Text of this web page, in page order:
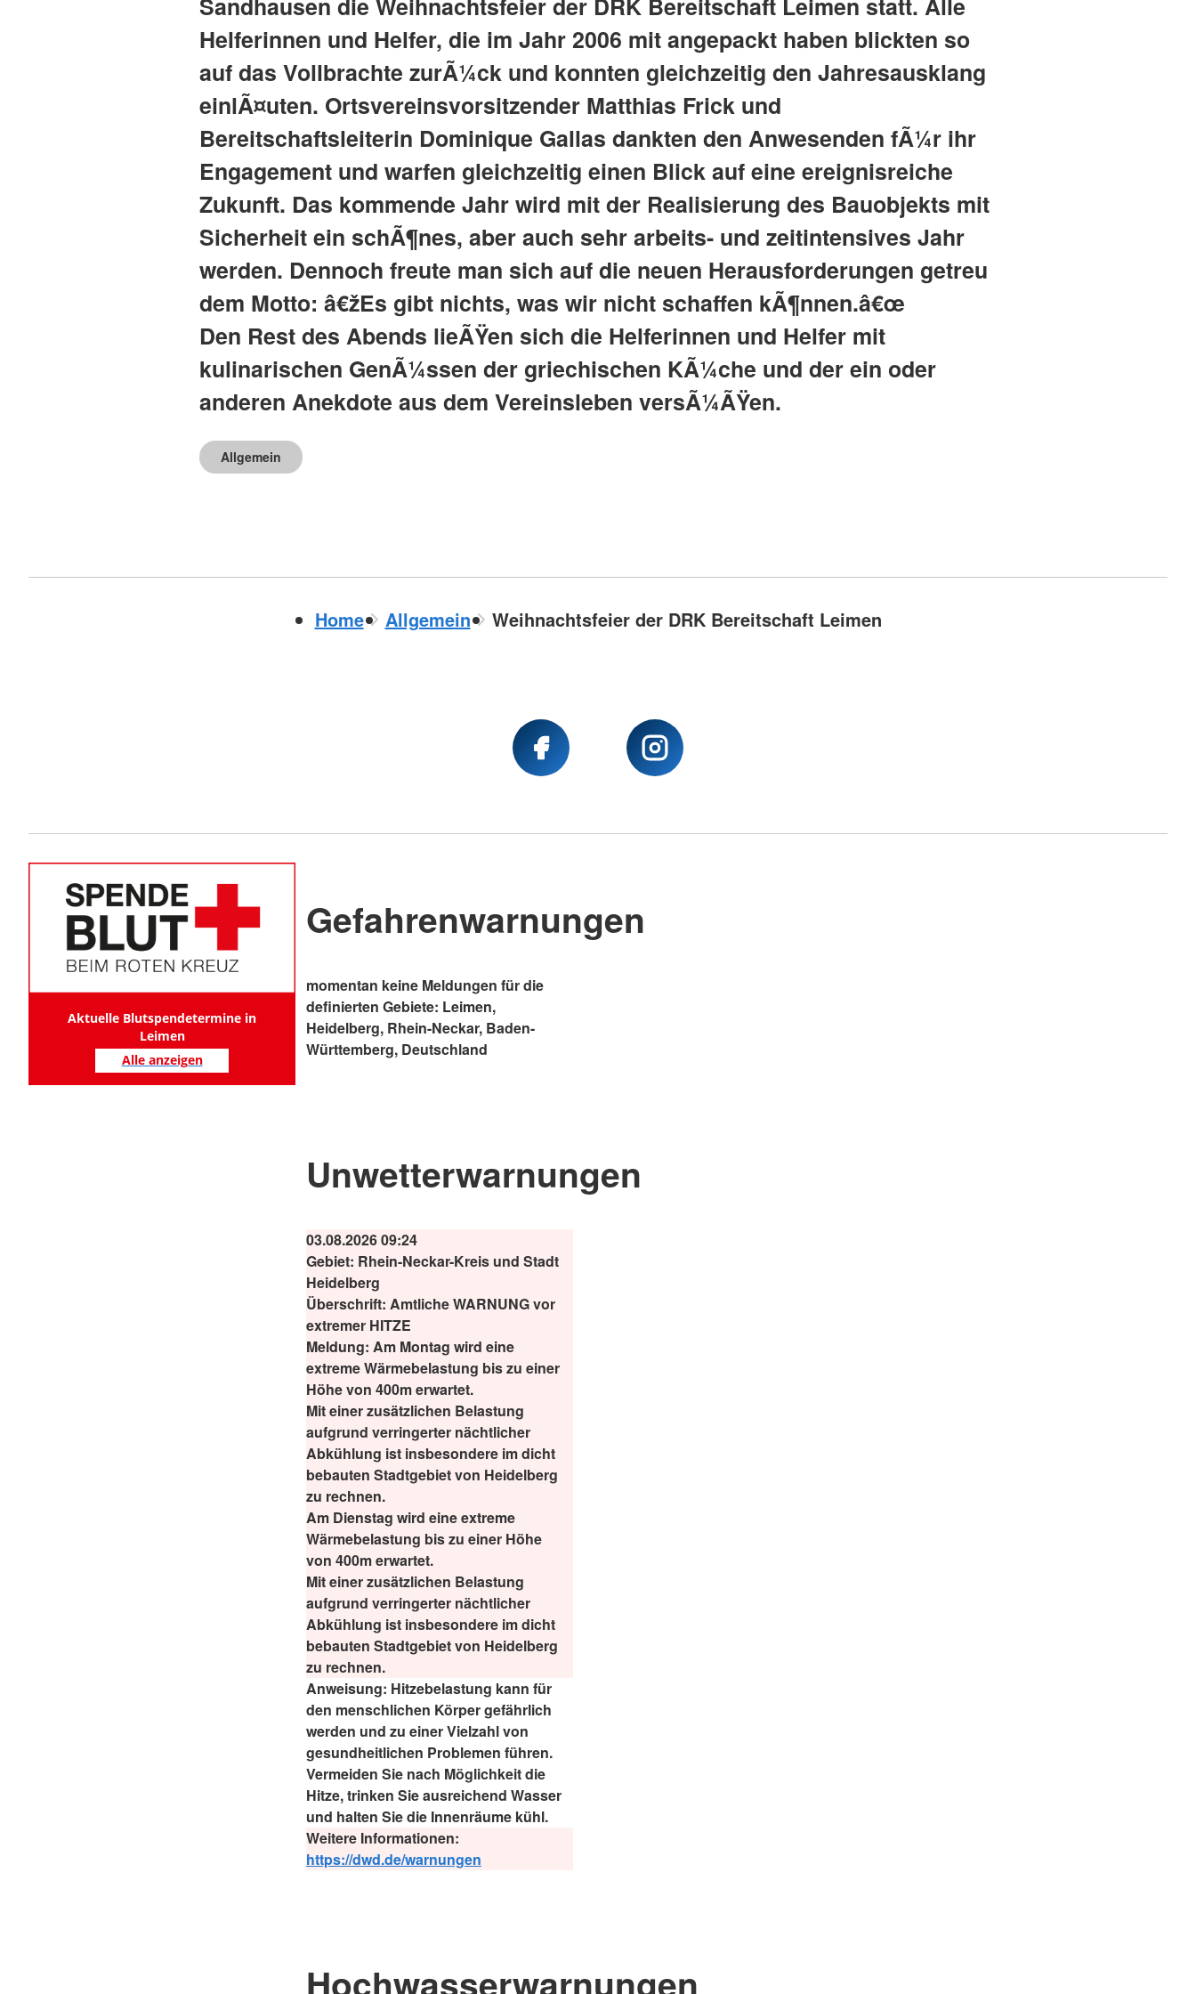
Helferinnen und Helfer, die im Jahr 2006 mit angepackt haben blickten so
auf das Vollbrachte zurÃ¼ck und konnten gleichzeitig den Jahresausklang
einlÃ¤uten. Ortsvereinsvorsitzender Matthias Frick und
Bereitschaftsleiterin Dominique Gallas dankten den Anwesenden fÃ¼r ihr
Engagement und warfen gleichzeitig einen Blick auf eine ereignisreiche
Zukunft. Das kommende Jahr wird mit der Realisierung des Bauobjekts mit
Sicherheit ein schÃ¶nes, aber auch sehr arbeits- und zeitintensives Jahr
werden. Dennoch freute man sich auf die neuen Herausforderungen getreu
dem Motto: â€žEs gibt nichts, was wir nicht schaffen kÃ¶nnen.â€œ
Den Rest des Abends lieÃŸen sich die Helferinnen und Helfer mit
kulinarischen GenÃ¼ssen der griechischen KÃ¼che und der ein oder
anderen Anekdote aus dem Vereinsleben versÃ¼ÃŸen.
Allgemein
Home Allgemein Weihnachtsfeier der DRK Bereitschaft Leimen
Aktuelle Blutspendetermine in
Leimen
Alle anzeigen
Gefahrenwarnungen
momentan keine Meldungen für die
definierten Gebiete: Leimen,
Heidelberg, Rhein-Neckar, Baden-
Württemberg, Deutschland
Unwetterwarnungen
03.08.2026 09:24
Gebiet: Rhein-Neckar-Kreis und Stadt
Heidelberg
Überschrift: Amtliche WARNUNG vor
extremer HITZE
Meldung: Am Montag wird eine
extreme Wärmebelastung bis zu einer
Höhe von 400m erwartet.
Mit einer zusätzlichen Belastung
aufgrund verringerter nächtlicher
Abkühlung ist insbesondere im dicht
bebauten Stadtgebiet von Heidelberg
zu rechnen.
Am Dienstag wird eine extreme
Wärmebelastung bis zu einer Höhe
von 400m erwartet.
Mit einer zusätzlichen Belastung
aufgrund verringerter nächtlicher
Abkühlung ist insbesondere im dicht
bebauten Stadtgebiet von Heidelberg
zu rechnen.
Anweisung: Hitzebelastung kann für
den menschlichen Körper gefährlich
werden und zu einer Vielzahl von
gesundheitlichen Problemen führen.
Vermeiden Sie nach Möglichkeit die
Hitze, trinken Sie ausreichend Wasser
und halten Sie die Innenräume kühl.
Weitere Informationen:
https://dwd.de/warnungen
Hochwasserwarnungen